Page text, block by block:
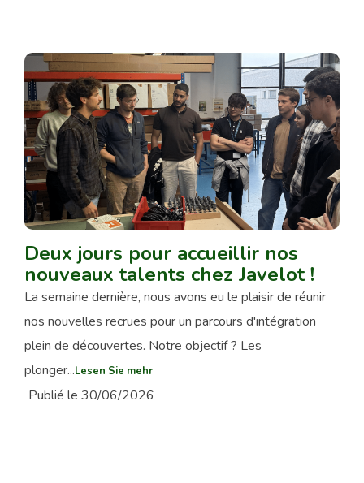
Deux jours pour accueillir nos
nouveaux talents chez Javelot !
La semaine dernière, nous avons eu le plaisir de réunir
nos nouvelles recrues pour un parcours d'intégration
plein de découvertes. Notre objectif ? Les
plonger...Lesen Sie mehr
Publié le 30/06/2026